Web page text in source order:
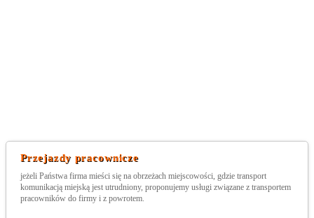
Przejazdy pracownicze
jeżeli Państwa firma mieści się na obrzeżach miejscowości, gdzie transport
komunikacją miejską jest utrudniony, proponujemy usługi związane z transportem
pracowników do firmy i z powrotem.